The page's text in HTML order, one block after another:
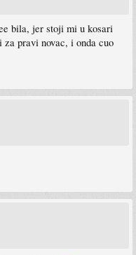
bila, jer stoji mi u kosari
pravi novac, i onda cuo